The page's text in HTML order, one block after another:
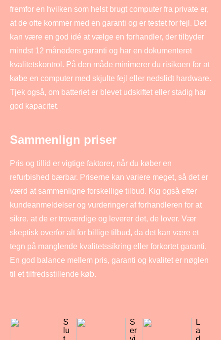
fremfor en hvilken som helst brugt computer fra private er,
at de ofte kommer med en garanti og er testet for fejl. Det
kan være en god idé at vælge en forhandler, der tilbyder
mindst 12 måneders garanti og har en dokumenteret
kvalitetskontrol. På den måde minimerer du risikoen for at
købe en computer med skjulte fejl eller nedslidt hardware.
Tjek også, om batteriet er blevet udskiftet eller stadig har
god kapacitet.
Sammenlign priser
Pris og tillid er vigtige faktorer, når du køber en
refurbished bærbar. Priserne kan variere meget, så det er
værd at sammenligne forskellige tilbud. Kig også efter
kundeanmeldelser og vurderinger af forhandleren for at
sikre, at de er troværdige og leverer det, de lover. Vær
skeptisk overfor alt for billige tilbud, da det kan være et
tegn på manglende kvalitetssikring eller forkortet garanti.
En god balance mellem pris, garanti og kvalitet er nøglen
til et tilfredsstillende køb.
S
lu
S
er
L
a